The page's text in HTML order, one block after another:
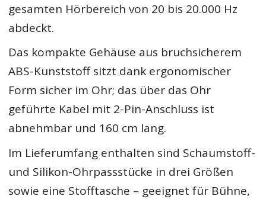
gesamten Hörbereich von 20 bis 20.000 Hz
abdeckt.
Das kompakte Gehäuse aus bruchsicherem
ABS-Kunststoff sitzt dank ergonomischer
Form sicher im Ohr; das über das Ohr
geführte Kabel mit 2-Pin-Anschluss ist
abnehmbar und 160 cm lang.
Im Lieferumfang enthalten sind Schaumstoff-
und Silikon-Ohrpassstücke in drei Größen
sowie eine Stofftasche – geeignet für Bühne,